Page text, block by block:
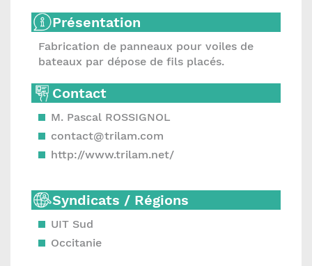
Présentation
Fabrication de panneaux pour voiles de
bateaux par dépose de fils placés.
Contact
M. Pascal ROSSIGNOL
contact@trilam.com
http://www.trilam.net/
Syndicats / Régions
UIT Sud
Occitanie